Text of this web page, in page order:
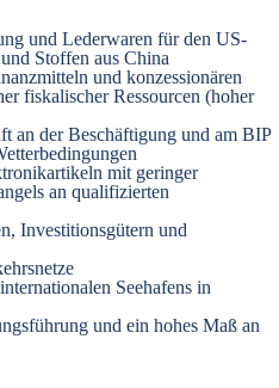
und Lederwaren für den US-
Stoffen aus China
und konzessionären
fiskalischer Ressourcen (hoher
an der Beschäftigung und am BIP
mit geringer
an qualifizierten
Investitionsgütern und
Seehafens in
und ein hohes Maß an